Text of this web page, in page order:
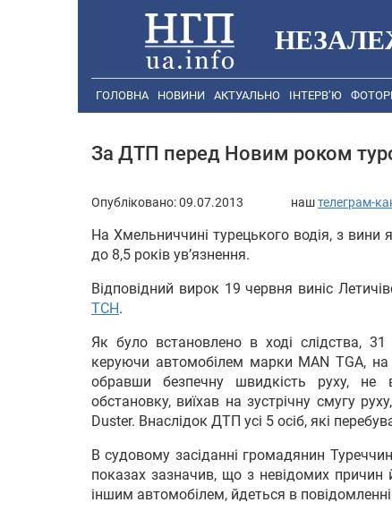
ГОЛОВНА НОВИНИ АКТУАЛЬНО ІНТЕРВ’Ю
За ДТП перед Новим роком
Опубліковано:09.07.2013 наштелеграм-
На Хмельниччині турецького водія, з вини
до 8,5 років ув’язнення.
Відповідний вирок 19 червня виніс
ТСН.
Як було встановлено в ході слідства,
керуючи автомобілем марки MAN TGA, на
обравши безпечну швидкість руху,
обстановку, виїхав на зустрічну смугу
Duster. Внаслідок ДТП усі 5 осіб, які
В судовому засіданні громадянин
показах зазначив, що з невідомих причин
іншим автомобілем, йдеться в